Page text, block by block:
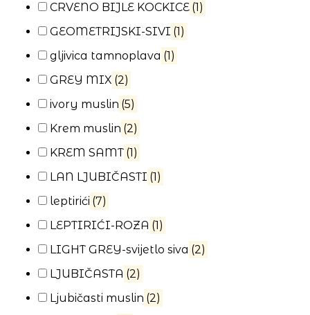
CRVENO BIJLE KOCKICE (1)
GEOMETRIJSKI-SIVI (1)
gljivica tamnoplava (1)
GREY MIX (2)
ivory muslin (5)
Krem muslin (2)
KREM SAMT (1)
LAN LJUBIČASTI (1)
leptirići (7)
LEPTIRIĆI-ROZA (1)
LIGHT GREY-svijetlo siva (2)
LJUBIČASTA (2)
Ljubičasti muslin (2)